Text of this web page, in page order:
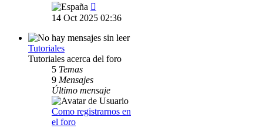
último
14 Oct 2025 02:36
Tutoriales
Tutoriales acerca del foro
5 Temas
9 Mensajes
Último mensaje
Como registrarnos en
el foro